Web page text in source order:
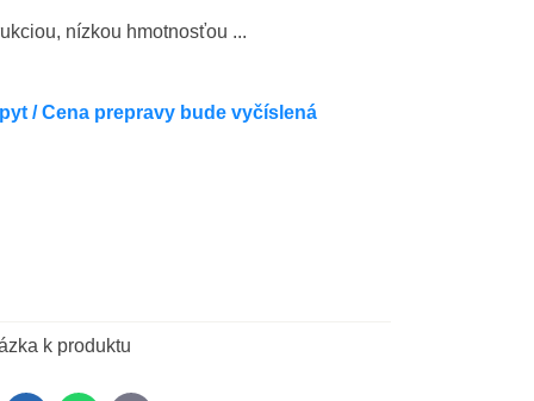
nízkou hmotnosťou ...
/ Cena prepravy bude vyčíslená
k produktu